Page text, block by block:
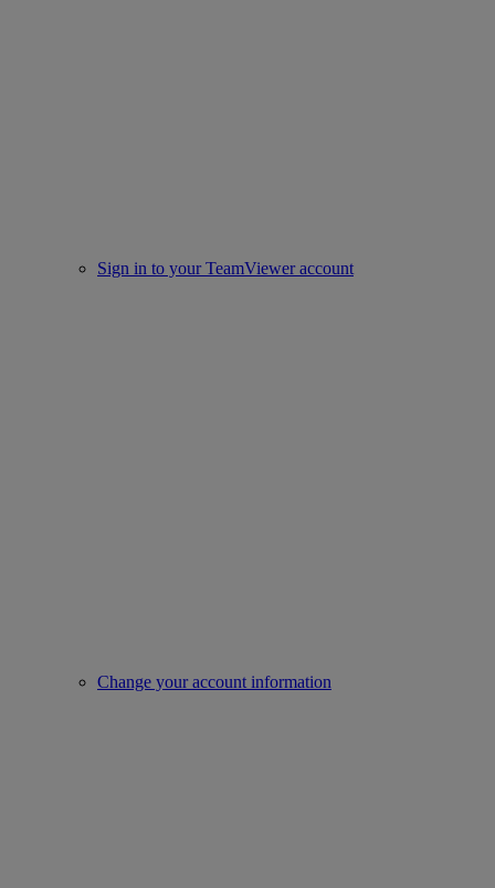
Sign in to your TeamViewer account
Change your account information